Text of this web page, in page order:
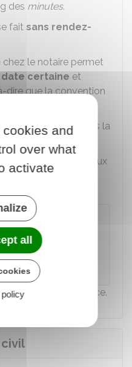
des minutes.
fait sans rendez-
le notaire permet
date certaine et
dire que la convention
les15 jourssuivants la
le notaire.
le notaire adresse aux
leur
de la
notaire peut vous
ce type de divorce.
and
over what
activate
all